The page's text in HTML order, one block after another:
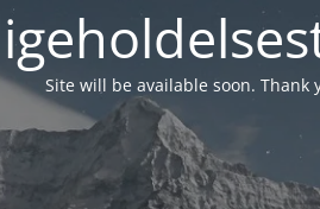
Site will be available soon. Thank